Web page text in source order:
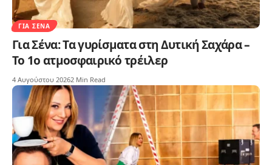
ΓΙΑ ΣΈΝΑ
Για Σένα: Τα γυρίσματα στη Δυτική Σαχάρα –
Το 1ο ατμοσφαιρικό τρέιλερ
4 Αυγούστου 20262 Min Read